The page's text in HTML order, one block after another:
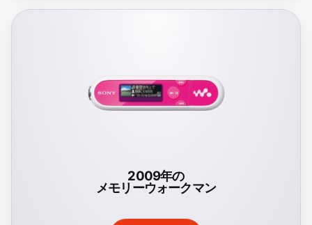
2009年の
メモリーウォークマン